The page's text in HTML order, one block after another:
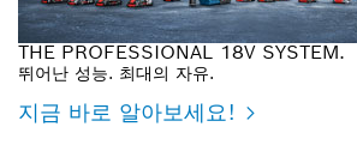
THE PROFESSIONAL 18V SYSTEM.
뛰어난 성능. 최대의 자유.
지금 바로 알아보세요!